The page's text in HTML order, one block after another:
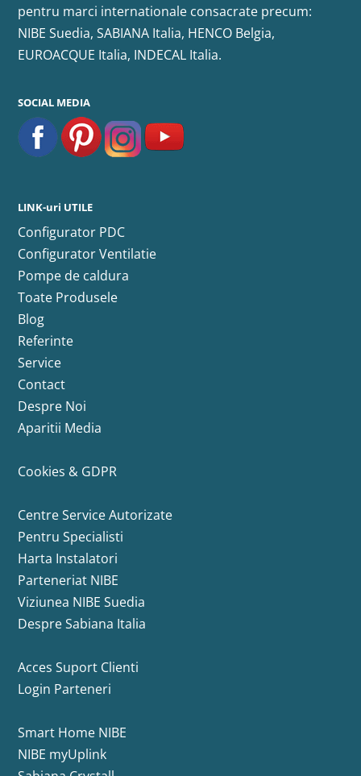
pentru marci internationale consacrate precum:
NIBE Suedia, SABIANA Italia, HENCO Belgia,
EUROACQUE Italia, INDECAL Italia.
SOCIAL MEDIA
LINK-uri UTILE
Configurator PDC
Configurator Ventilatie
Pompe de caldura
Toate Produsele
Blog
Referinte
Service
Contact
Despre Noi
Aparitii Media
Cookies & GDPR
Centre Service Autorizate
Pentru Specialisti
Harta Instalatori
Parteneriat NIBE
Viziunea NIBE Suedia
Despre Sabiana Italia
Acces Suport Clienti
Login Parteneri
Smart Home NIBE
NIBE myUplink